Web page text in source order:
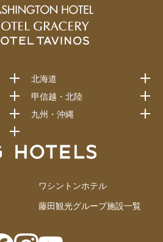
ワシントンホテル
藤田観光グループ施設一覧
北海道
甲信越・北陸
九州・沖縄